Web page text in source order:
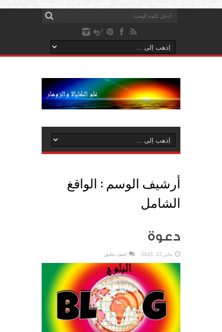
أرشيف الوسم : الواقغ
الشامل
دعوة
يناير 22, 2015 اضف تعليق